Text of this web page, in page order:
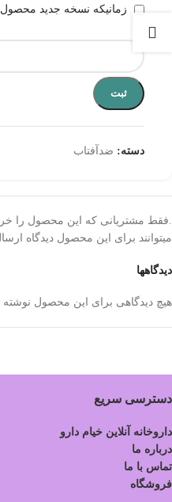
زمانیکه نسخه جدید
ثبت
دسته: ضدآفتاب
دیدگاهها
هیچ دیدگاهی برای این محصول
.فقط مشتریانی که این محصول را
میتوانند برای این محصول دیدگاه
دسترسی سریع
داروخانه آنلاین خیام دارو
درباره ما
تماس با ما
فروشگاه